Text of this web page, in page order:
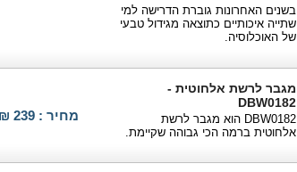
בשנים האחרונות גוברת הדרישה למי
שתייה איכותיים כתוצאה מגידול טבעי
של האוכלוסיה.
מגבר לרשת אלחוטית -
DBW0182
DBW0182 הוא מגבר לרשת
אלחוטית ברמה הכי גבוהה שקיימת.
מחיר : 239 ₪